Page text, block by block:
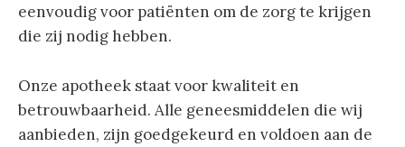
eenvoudig voor patiënten om de zorg te krijgen
die zij nodig hebben.
Onze apotheek staat voor kwaliteit en
betrouwbaarheid. Alle geneesmiddelen die wij
aanbieden, zijn goedgekeurd en voldoen aan de